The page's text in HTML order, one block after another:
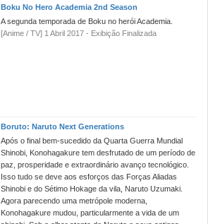
Boku No Hero Academia 2nd Season
A segunda temporada de Boku no herói Academia.
[Anime / TV] 1 Abril 2017 - Exibição Finalizada
Boruto: Naruto Next Generations
Após o final bem-sucedido da Quarta Guerra Mundial
Shinobi, Konohagakure tem desfrutado de um período de
paz, prosperidade e extraordinário avanço tecnológico.
Isso tudo se deve aos esforços das Forças Aliadas
Shinobi e do Sétimo Hokage da vila, Naruto Uzumaki.
Agora parecendo uma metrópole moderna,
Konohagakure mudou, particularmente a vida de um